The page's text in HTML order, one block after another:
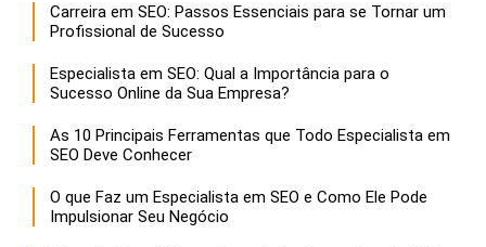
Carreira em SEO: Passos Essenciais para se Tornar um
Profissional de Sucesso
Especialista em SEO: Qual a Importância para o
Sucesso Online da Sua Empresa?
As 10 Principais Ferramentas que Todo Especialista em
SEO Deve Conhecer
O que Faz um Especialista em SEO e Como Ele Pode
Impulsionar Seu Negócio